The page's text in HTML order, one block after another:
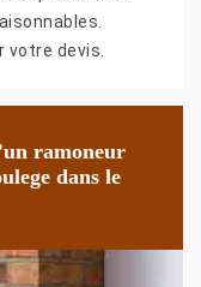
devis.
ramoneur
dans le